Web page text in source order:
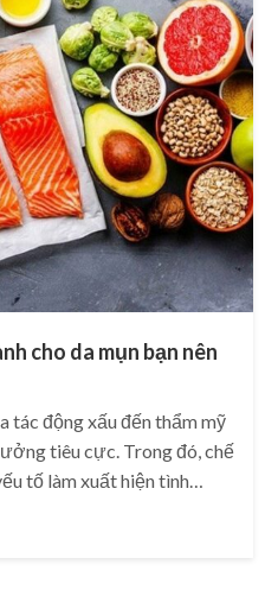
cho da mụn bạn nên
tác động xấu đến thẩm mỹ
tiêu cực. Trong đó, chế
tố làm xuất hiện tình…